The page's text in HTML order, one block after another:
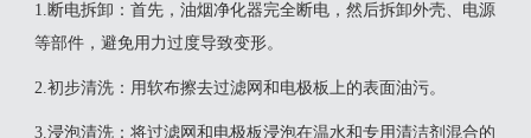
1‌.断电拆卸‌：首先，油烟净化器完全断电，然后拆卸外壳、电源
等部件，避免用力过度导致变形。
‌2.初步清洗‌：用软布擦去过滤网和电极板上的表面油污。
‌3.浸泡清洗‌：将过滤网和电极板浸泡在温水和专用清洁剂混合的